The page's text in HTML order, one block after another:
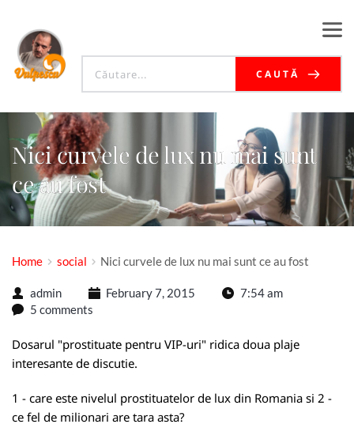
CAUTĂ
Nici curvele de lux nu mai sunt
ce au fost
Home social Nici curvele de lux nu mai sunt ce au fost
admin February 7, 2015
7:54 am
5 comments
Dosarul "prostituate pentru VIP-uri" ridica doua plaje
interesante de discutie.
1 - care este nivelul prostituatelor de lux din Romania si 2 -
ce fel de milionari are tara asta?